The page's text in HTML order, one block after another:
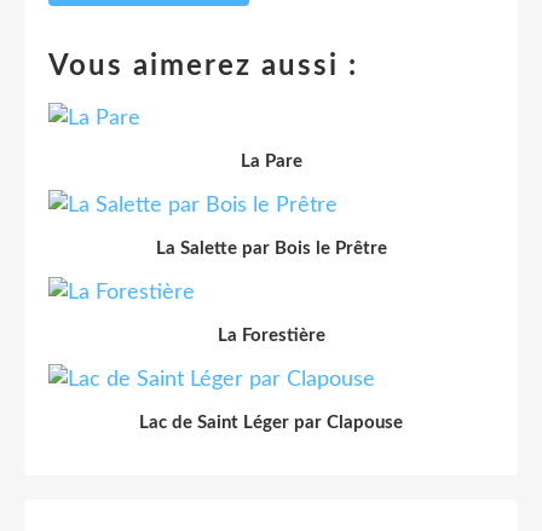
Vous aimerez aussi :
La Pare
La Salette par Bois le Prêtre
La Forestière
Lac de Saint Léger par Clapouse